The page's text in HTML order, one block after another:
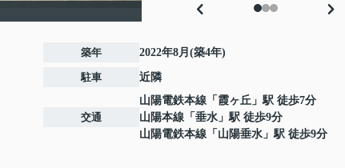
築年 2022年8月(築4年)
駐車 近隣
交通
山陽電鉄本線 「 霞ヶ丘 」駅 徒歩7分
山陽本線 「 垂水 」駅 徒歩9分
山陽電鉄本線 「 山陽垂水 」駅 徒歩9分